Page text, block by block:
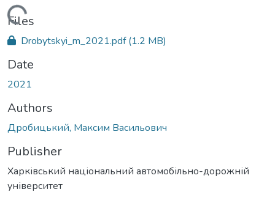
Loading...
Files
Drobytskyi_m_2021.pdf(1.2 MB)
Date
2021
Authors
Дробицький, Максим Васильович
Publisher
Харківський національний автомобільно-дорожній
університет